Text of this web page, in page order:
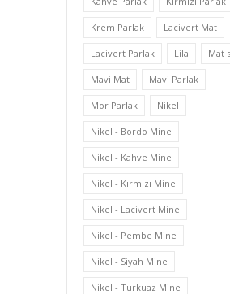
Krem Parlak Lacivert Mat
Lacivert Parlak Lila Mat
Mavi Mat Mavi Parlak
Mor Parlak Nikel
Nikel - Bordo Mine
Nikel - Kahve Mine
Nikel - Kırmızı Mine
Nikel - Lacivert Mine
Nikel - Pembe Mine
Nikel - Siyah Mine
Nikel - Turkuaz Mine